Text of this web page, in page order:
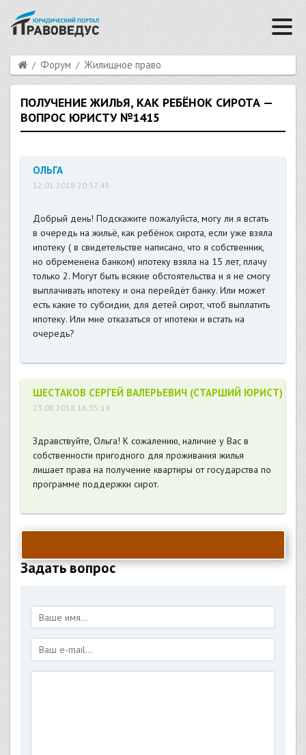
Форум Жилищное право
ПОЛУЧЕНИЕ ЖИЛЬЯ, КАК РЕБЁНОК СИРОТА —
ВОПРОС ЮРИСТУ №1415
ОЛЬГА
12.01.2018 20:37:45
Добрый день! Подскажите пожалуйста, могу ли я встать
в очередь на жильё, как ребёнок сирота, если уже взяла
ипотеку ( в свидетельстве написано, что я собственник,
но обременена банком) ипотеку взяла на 15 лет, плачу
только 2. Могут быть всякие обстоятельства и я не смогу
выплачивать ипотеку и она перейдёт банку. Или может
есть какие то субсидии, для детей сирот, чтоб выплатить
ипотеку. Или мне отказаться от ипотеки и встать на
очередь?
ШЕСТАКОВ СЕРГЕЙ ВАЛЕРЬЕВИЧ (СТАРШИЙ ЮРИСТ)
23.08.2018 16:35:19
Здравствуйте, Ольга! К сожалению, наличие у Вас в
собственности пригодного для проживания жилья
лишает права на получение квартиры от государства по
программе поддержки сирот.
Задать вопрос